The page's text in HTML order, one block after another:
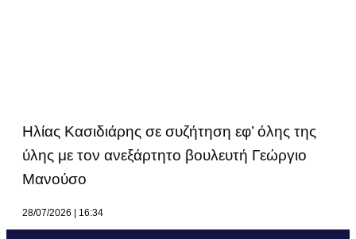
Ηλίας Κασιδιάρης σε συζήτηση εφ’ όλης της
ύλης με τον ανεξάρτητο βουλευτή Γεώργιο
Μανούσο
28/07/2026 16:34